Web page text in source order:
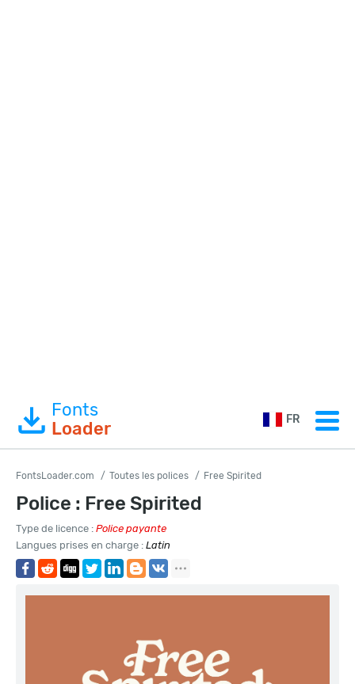
Fonts
Loader
FR
FontsLoader.com Toutes les polices Free Spirited
Police : Free Spirited
Type de licence : Police payante
Langues prises en charge : Latin